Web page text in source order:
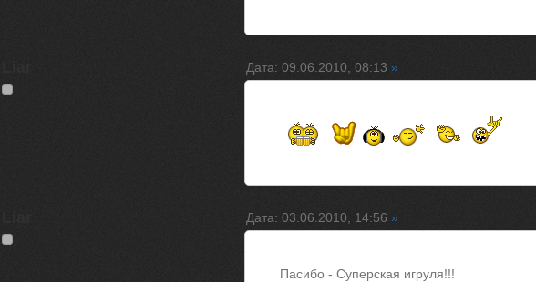
Дата: 09.06.2010, 08:13 »
Дата: 03.06.2010, 14:56 »
Пасибо - Суперская игруля!!!